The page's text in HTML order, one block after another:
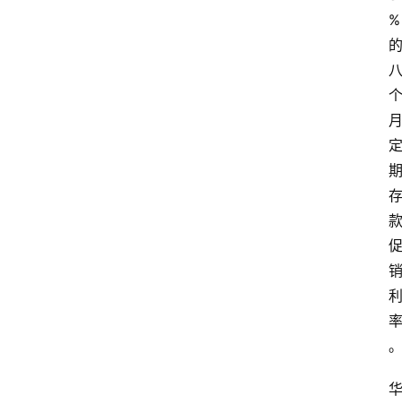
%
的
八
个
月
定
期
存
款
促
销
利
率
。
华